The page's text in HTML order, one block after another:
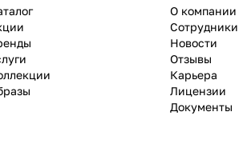
О компании
Сотрудники
Новости
Отзывы
Карьера
Лицензии
Документы